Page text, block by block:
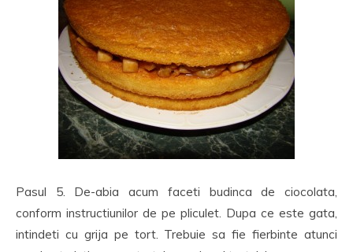
Pasul 5. De-abia acum faceti budinca de ciocolata,
conform instructiunilor de pe pliculet. Dupa ce este gata,
intindeti cu grija pe tort. Trebuie sa fie fierbinte atunci